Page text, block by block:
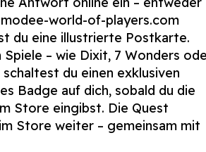
world-of-players.com
du eine illustrierte Postkarte.
– wie Dixit, 7 Wonders
du einen exklusiven
Badge auf dich, sobald du die
Store eingibst. Die Quest
Store weiter – gemeinsam mit